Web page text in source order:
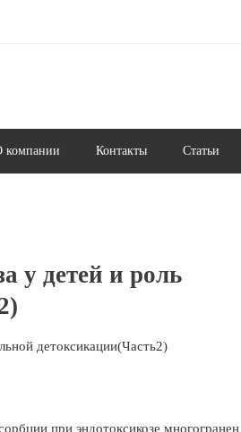
компании Контакты Статьи
у детей и роль
детоксикации(Часть2)
при эндотоксикозе многогранен